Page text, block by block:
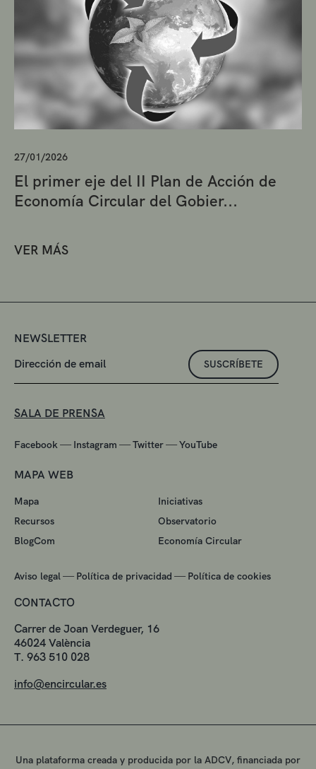
27/01/2026
El primer eje del II Plan de Acción de
Economía Circular del Gobier...
VER MÁS
NEWSLETTER
SUSCRÍBETE
SALA DE PRENSA
Facebook — Instagram —Twitter—YouTube
MAPA WEB
Mapa
Iniciativas
Recursos
Observatorio
BlogCom
Economía Circular
Aviso legal — Política de privacidad — Política de cookies
CONTACTO
Carrer de Joan Verdeguer, 16
46024 València
T. 963 510 028
info@encircular.es
Una plataforma creada y producida por la ADCV, financiada por